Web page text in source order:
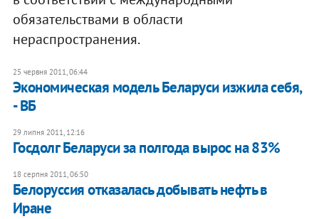
обязательствами в области
нераспространения.
25 червня 2011, 06:44
Экономическая модель Беларуси изжила себя,
- ВБ
29 липня 2011, 12:16
Госдолг Беларуси за полгода вырос на 83%
18 серпня 2011, 06:50
Белоруссия отказалась добывать нефть в
Иране